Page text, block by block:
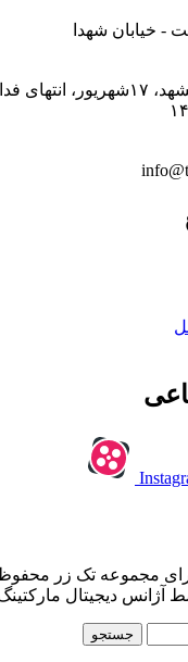
خیابان شهدا
دفتر بازرگانی: مشهد، ۱۷شهریور،
مجموعه تک زر
آژانس دیجیتال
جستجو